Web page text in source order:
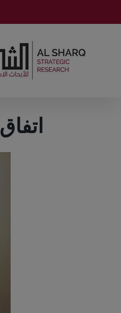
اتفاق 18 كانون الثاني/يناير ورموز المرحلة الجديدة في سوريا